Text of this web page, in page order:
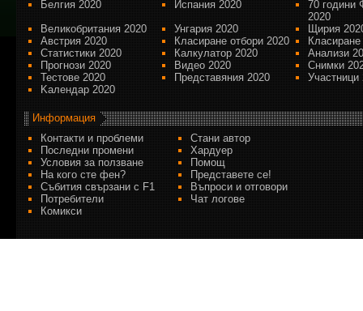
Белгия 2020
Испания 2020
70 години
2020
Великобритания 2020
Унгария 2020
Щирия
Австрия 2020
Класиране отбори 2020
Статистики 2020
Калкулатор 2020
Анализи
Прогнози 2020
Видео 2020
Снимки
Тестове 2020
Представяния 2020
Участници
Kалендар 2020
Информация
Контакти и проблеми
Стани автор
Последни промени
Хардуер
Условия за ползване
Помощ
На кого сте фен?
Представете се!
Събития свързани с F1
Въпроси и отговори
Потребители
Чат логове
Комикси